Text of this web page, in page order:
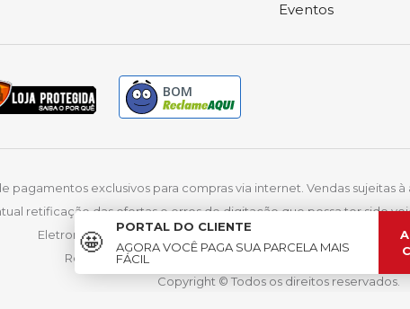
Eventos
BOM
pagamentos exclusivos para compras via internet. Vendas sujeitas
retificação das ofertas e erros de digitação que possa ter sido
Eletromar Moveis Eletrodomesticos LTDA | CNPJ: 32.951.535/
Rod. da Mudança, 6399, Industrial - Lucas do Rio Verde/MT |
Copyright © Todos os direitos reservados.
🤩
PORTAL DO CLIENTE
AGORA VOCÊ PAGA SUA PARCELA MAIS
FÁCIL